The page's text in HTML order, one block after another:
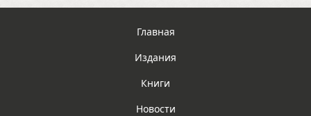
Главная
Издания
Книги
Новости